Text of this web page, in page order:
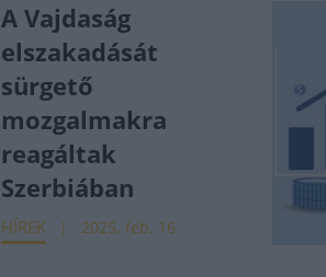
A Vajdaság
elszakadását
sürgető
mozgalmakra
reagáltak
Szerbiában
HÍREK 2025. feb. 16.